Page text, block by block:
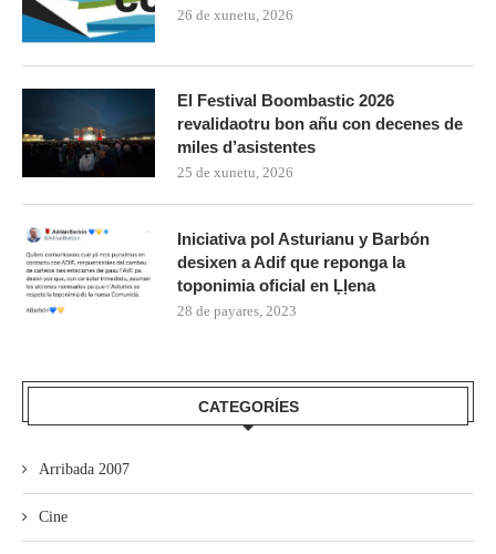
26 de xunetu, 2026
El Festival Boombastic 2026
revalidaotru bon añu con decenes de
miles d’asistentes
25 de xunetu, 2026
Iniciativa pol Asturianu y Barbón
desixen a Adif que reponga la
toponimia oficial en Ḷḷena
28 de payares, 2023
CATEGORÍES
Arribada 2007
Cine